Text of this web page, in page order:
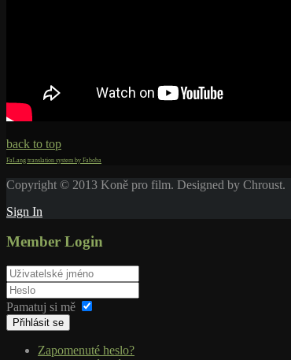
back to top
FaLang translation system by Faboba
Copyright © 2013 Koně pro film. Designed by Chroust.
Sign In
Member Login
Pamatuj si mě
Přihlásit se
Zapomenuté heslo?